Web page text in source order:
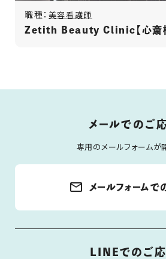
職種： 美容看護師
メールでのご
専用のメールフォームが
mail_outline メールフォームで
LINEでのご